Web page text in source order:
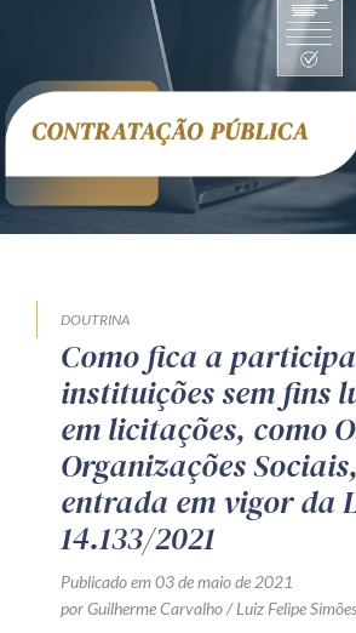
Receba por RSS
Av. Sete de Setembro,
Telefone (41) 2109-
DOUTRINA
Como fica a
instituições sem fins
em licitações, como
Organizações
entrada em vigor da
14.133/2021
Publicado em 03 de maio de 2021
por Guilherme Carvalho / Luiz Felipe Simões